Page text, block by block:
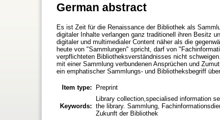
German abstract
Es ist Zeit für die Renaissance der Bibliothek als
digitaler Inhalte verlangen ganz traditionell ihren Besitz
digitaler und multimedialer Content näher als die
heute von "Sammlungen" spricht, darf von
verpflichteten Bibliotheksverständnisses nicht
mit einer Sammlung verbundenen Ansprüchen und
ein emphatischer Sammlungs- und Bibliotheksbegriff
Item type: Preprint
Keywords:
Library collection,specialised information
the library. Sammlung,
Zukunft der Bibliothek